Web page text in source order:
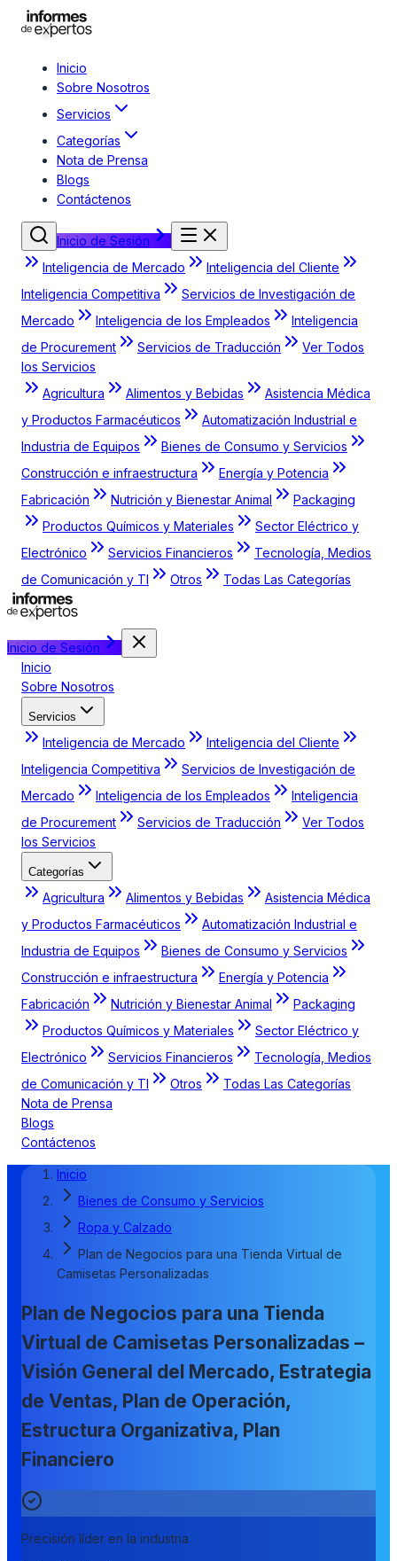
Inicio
Sobre Nosotros
Servicios
Categorías
Nota de Prensa
Blogs
Contáctenos
Inicio de Sesión
Inteligencia de Mercado
Inteligencia del Cliente
Inteligencia Competitiva
Servicios de Investigación de
Mercado
Inteligencia de los Empleados
Inteligencia
de Procurement
Servicios de Traducción
Ver Todos
los Servicios
Agricultura
Alimentos y Bebidas
Asistencia Médica
y Productos Farmacéuticos
Automatización Industrial e
Industria de Equipos
Bienes de Consumo y Servicios
Construcción e infraestructura
Energía y Potencia
Fabricación
Nutrición y Bienestar Animal
Packaging
Productos Químicos y Materiales
Sector Eléctrico y
Electrónico
Servicios Financieros
Tecnología, Medios
de Comunicación y TI
Otros Todas Las Categorías
Inicio de Sesión
Inicio
Sobre Nosotros
Servicios
Inteligencia de Mercado
Inteligencia del Cliente
Inteligencia Competitiva
Servicios de Investigación de
Mercado
Inteligencia de los Empleados
Inteligencia
de Procurement
Servicios de Traducción
Ver Todos
los Servicios
Categorías
Agricultura Alimentos y Bebidas
Asistencia Médica
y Productos Farmacéuticos
Automatización Industrial e
Industria de Equipos
Bienes de Consumo y Servicios
Construcción e infraestructura
Energía y Potencia
Fabricación
Nutrición y Bienestar Animal
Packaging
Productos Químicos y Materiales
Sector Eléctrico y
Electrónico
Servicios Financieros
Tecnología, Medios
de Comunicación y TI
Otros
Todas Las Categorías
Nota de Prensa
Blogs
Contáctenos
Inicio
Bienes de Consumo y Servicios
Ropa y Calzado
Plan de Negocios para una Tienda Virtual de
Camisetas Personalizadas
Plan de Negocios para una Tienda
Virtual de Camisetas Personalizadas –
Visión General del Mercado, Estrategia
de Ventas, Plan de Operación,
Estructura Organizativa, Plan
Financiero
Precisión líder en la industria